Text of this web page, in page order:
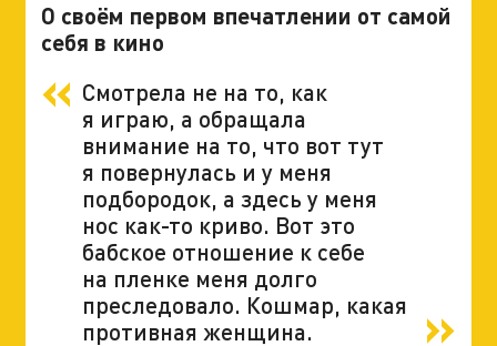
О своём первом впечатлении от самой
себя в кино
Смотрела не на то, как
я играю, а обращала
внимание на то, что вот тут
я повернулась и у меня
подбородок, а здесь у меня
нос как-то криво. Вот это
бабское отношение к себе
на пленке меня долго
преследовало. Кошмар, какая
противная женщина.